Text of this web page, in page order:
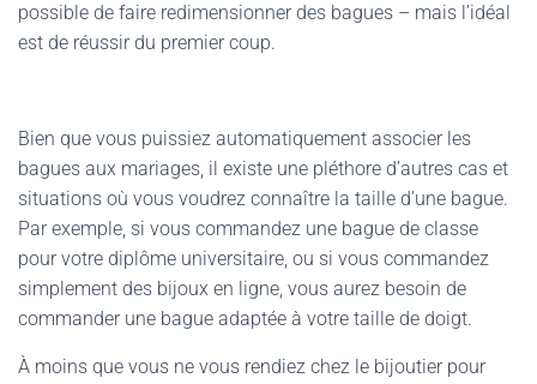
possible de faire redimensionner des bagues – mais l’idéal
est de réussir du premier coup.
Bien que vous puissiez automatiquement associer les
bagues aux mariages, il existe une pléthore d’autres cas et
situations où vous voudrez connaître la taille d’une bague.
Par exemple, si vous commandez une bague de classe
pour votre diplôme universitaire, ou si vous commandez
simplement des bijoux en ligne, vous aurez besoin de
commander une bague adaptée à votre taille de doigt.
À moins que vous ne vous rendiez chez le bijoutier pour